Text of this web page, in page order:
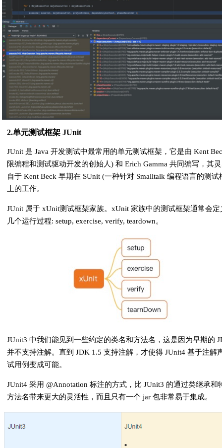
2.单元测试框架 JUnit
JUnit 是 Java 开发测试中最常用的单元测试框架，它是由 Kent
限编程和测试驱动开发的创始人) 和 Erich Gamma 共同编写，其
自于 Kent Beck 早期在 SUnit (一种针对 Smalltalk 编程语言的测试
上的工作。
JUnit 属于 xUnit测试框架家族。xUnit 家族中的测试框架通常会定
几个运行过程: setup, exercise, verify, teardown。
JUnit3 中我们能见到一些约定的类名和方法名，这是因为早期的
并不支持注解。直到 JDK 1.5 支持注解，才使得 JUnit4 基于注解
试用例变成可能。
JUnit4 采用 @Annotation 标注的方式，比 JUnit3 的通过类继承和
方法名带来更大的灵活性，而且只有一个 jar 包非常易于集成。